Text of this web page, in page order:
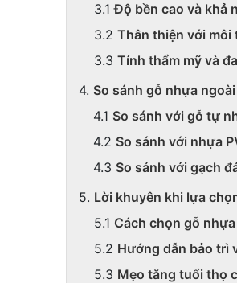
Độ bền cao và khả
Thân thiện với môi
Tính thẩm mỹ và
So sánh gỗ nhựa
So sánh với gỗ tự
So sánh với nhựa
So sánh với gạch
Lời khuyên khi lựa
Cách chọn gỗ
Hướng dẫn bảo trì
Mẹo tăng tuổi thọ